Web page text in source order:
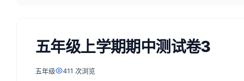
五年级上学期期中测试卷3
五年级 411 次浏览